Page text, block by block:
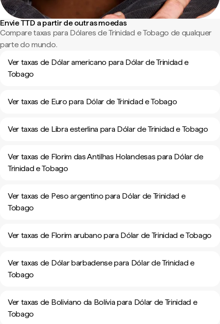
Envie TTD a partir de outras moedas
Compare taxas para Dólares de Trinidad e Tobago de qualquer
parte do mundo.
Ver taxas de Dólar americano para Dólar de Trinidad e
Tobago
Ver taxas de Euro para Dólar de Trinidad e Tobago
Ver taxas de Libra esterlina para Dólar de Trinidad e Tobago
Ver taxas de Florim das Antilhas Holandesas para Dólar de
Trinidad e Tobago
Ver taxas de Peso argentino para Dólar de Trinidad e
Tobago
Ver taxas de Florim arubano para Dólar de Trinidad e Tobago
Ver taxas de Dólar barbadense para Dólar de Trinidad e
Tobago
Ver taxas de Boliviano da Bolívia para Dólar de Trinidad e
Tobago